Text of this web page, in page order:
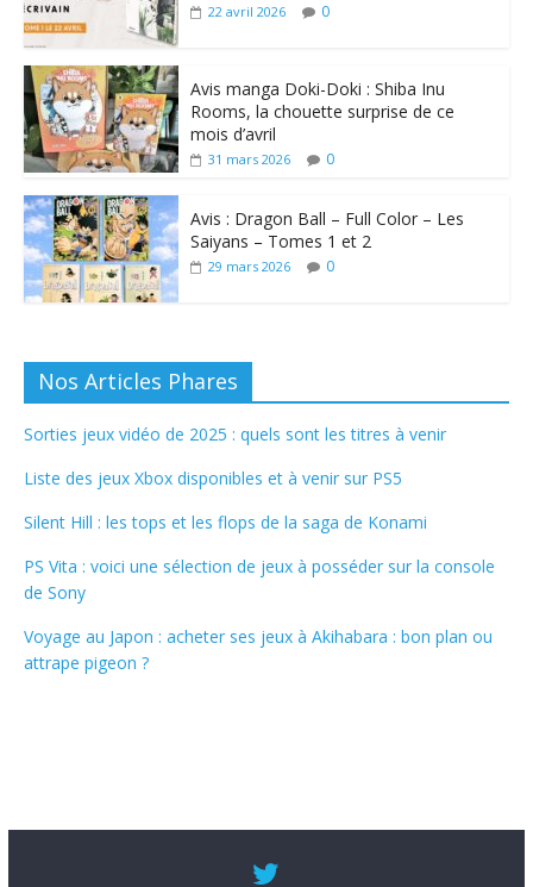
22 avril 2026 0
Avis manga Doki-Doki : Shiba Inu
Rooms, la chouette surprise de ce
mois d’avril
31 mars 2026 0
Avis : Dragon Ball – Full Color – Les
Saiyans – Tomes 1 et 2
29 mars 2026 0
Nos Articles Phares
Sorties jeux vidéo de 2025 : quels sont les titres à venir
Liste des jeux Xbox disponibles et à venir sur PS5
Silent Hill : les tops et les flops de la saga de Konami
PS Vita : voici une sélection de jeux à posséder sur la console
de Sony
Voyage au Japon : acheter ses jeux à Akihabara : bon plan ou
attrape pigeon ?